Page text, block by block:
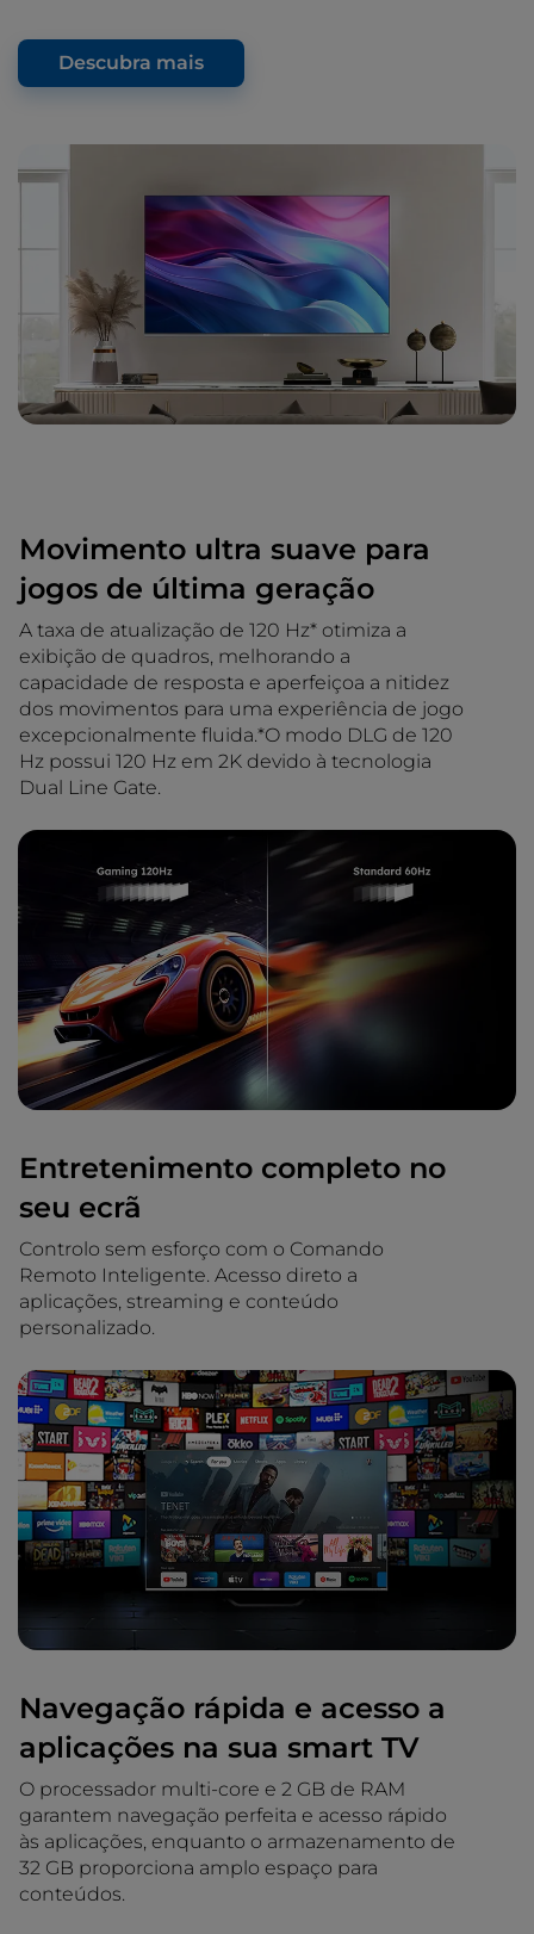
Descubra mais
Movimento ultra suave para
jogos de última geração
A taxa de atualização de 120 Hz* otimiza a
exibição de quadros, melhorando a
capacidade de resposta e aperfeiçoa a nitidez
dos movimentos para uma experiência de jogo
excepcionalmente fluida.*O modo DLG de 120
Hz possui 120 Hz em 2K devido à tecnologia
Dual Line Gate.
Entretenimento completo no
seu ecrã
Controlo sem esforço com o Comando
Remoto Inteligente. Acesso direto a
aplicações, streaming e conteúdo
personalizado.
Navegação rápida e acesso a
aplicações na sua smart TV
O processador multi-core e 2 GB de RAM
garantem navegação perfeita e acesso rápido
às aplicações, enquanto o armazenamento de
32 GB proporciona amplo espaço para
conteúdos.